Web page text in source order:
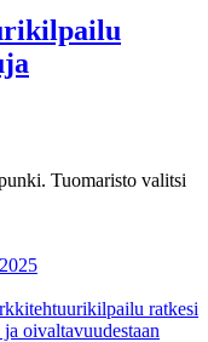
Tuomaristo valitsi
ratkesi
oivaltavuudestaan